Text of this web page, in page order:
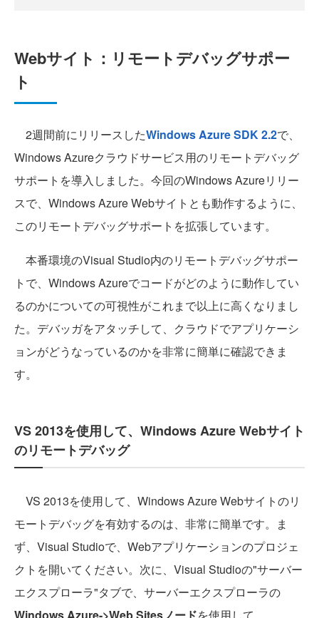
Webサイト：リモートデバッグサポー
ト
2週間前にリリースしたWindows Azure SDK 2.2で、
Windows Azureクラウドサービス用のリモートデバッグ
サポートを導入しました。今回のWindows Azureリリー
スで、Windows Azure Webサイトとも動作するように、
このリモートデバッグサポートを拡張しています。
本番環境のVisual Studio内のリモートデバッグサポー
トで、Windows Azureでコードがどのように動作してい
るのかについての可視性がこれまで以上に高くなりまし
た。デバッガをアタッチして、クラウドでアプリケーシ
ョンがどうなっているのかを非常に簡単に確認できま
す。
VS 2013を使用して、Windows Azure Webサイト
のリモートデバッグ
VS 2013を使用して、Windows Azure Webサイトのリ
モートデバッグを有効するのは、非常に簡単です。ま
ず、Visual Studioで、Webアプリケーションのプロジェ
クトを開いてください。次に、Visual Studioの"サーバー
エクスプローラ"タブで、サーバーエクスプローラの